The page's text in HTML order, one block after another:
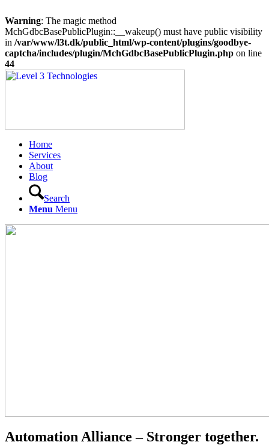
Warning: The magic method
MchGdbcBasePublicPlugin::__wakeup() must have public visibility
in /var/www/l3t.dk/public_html/wp-content/plugins/goodbye-
captcha/includes/plugin/MchGdbcBasePublicPlugin.php on line
44
Home
Services
About
Blog
Search
Menu Menu
Automation Alliance – Stronger together.